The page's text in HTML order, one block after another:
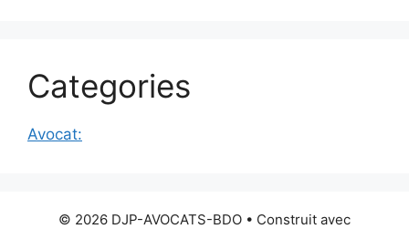
Categories
Avocat:
© 2026 DJP-AVOCATS-BDO • Construit avec